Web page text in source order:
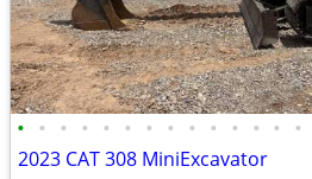
• • • • • • • • • • • • • •
2023 CAT 308 MiniExcavator